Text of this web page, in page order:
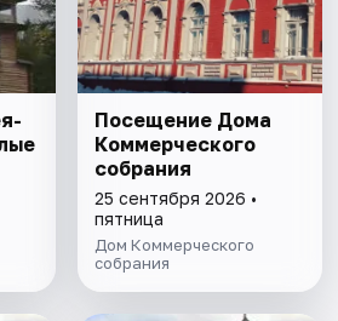
Посещение Дома
Коммерческого
собрания
25 сентября 2026 •
пятница
Дом Коммерческого
собрания